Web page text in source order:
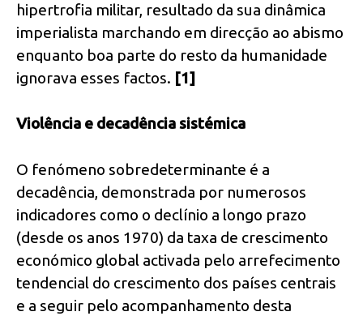
hipertrofia militar, resultado da sua dinâmica
imperialista marchando em direcção ao abismo
enquanto boa parte do resto da humanidade
ignorava esses factos. [1]
Violência e decadência sistémica
O fenómeno sobredeterminante é a
decadência, demonstrada por numerosos
indicadores como o declínio a longo prazo
(desde os anos 1970) da taxa de crescimento
económico global activada pelo arrefecimento
tendencial do crescimento dos países centrais
e a seguir pelo acompanhamento desta